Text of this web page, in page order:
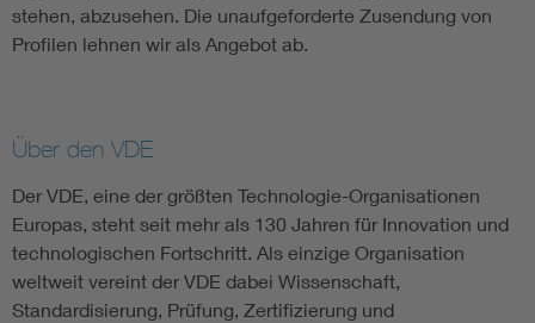
stehen, abzusehen. Die unaufgeforderte Zusendung von
Profilen lehnen wir als Angebot ab.
Über den VDE
Der VDE, eine der größten Technologie-Organisationen
Europas, steht seit mehr als 130 Jahren für Innovation und
technologischen Fortschritt. Als einzige Organisation
weltweit vereint der VDE dabei Wissenschaft,
Standardisierung, Prüfung, Zertifizierung und